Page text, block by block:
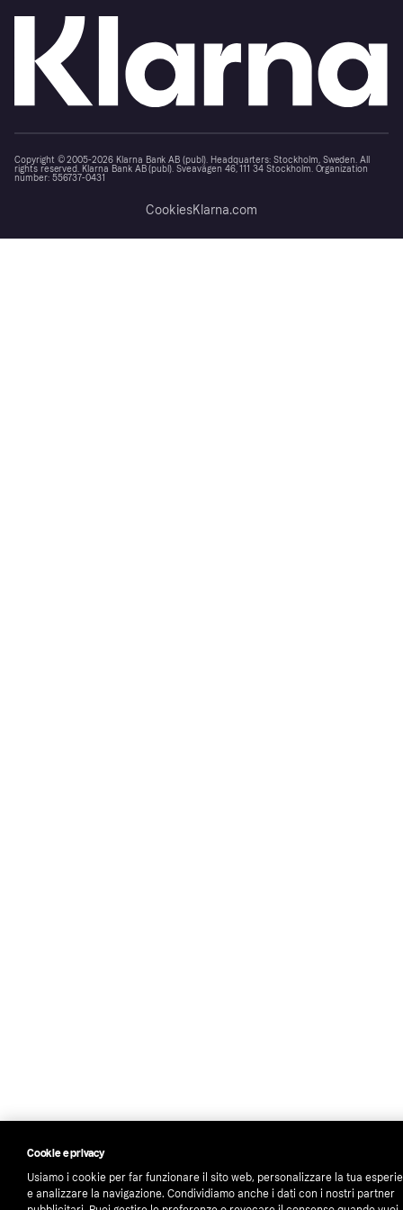
Copyright © 2005-2026 Klarna Bank AB (publ). Headquarters: Stockholm, Sweden. All
rights reserved. Klarna Bank AB (publ). Sveavägen 46, 111 34 Stockholm. Organization
number: 556737-0431
CookiesKlarna.com
Cookie e privacy
Usiamo i cookie per far funzionare il sito web, personalizzare la tua
e analizzare la navigazione. Condividiamo anche i dati con i nostri partner